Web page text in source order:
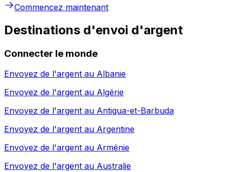
Commencez maintenant
Destinations d'envoi d'argent
Connecter le monde
Envoyez de l'argent au Albanie
Envoyez de l'argent au Algérie
Envoyez de l'argent au Antigua-et-Barbuda
Envoyez de l'argent au Argentine
Envoyez de l'argent au Arménie
Envoyez de l'argent au Australie